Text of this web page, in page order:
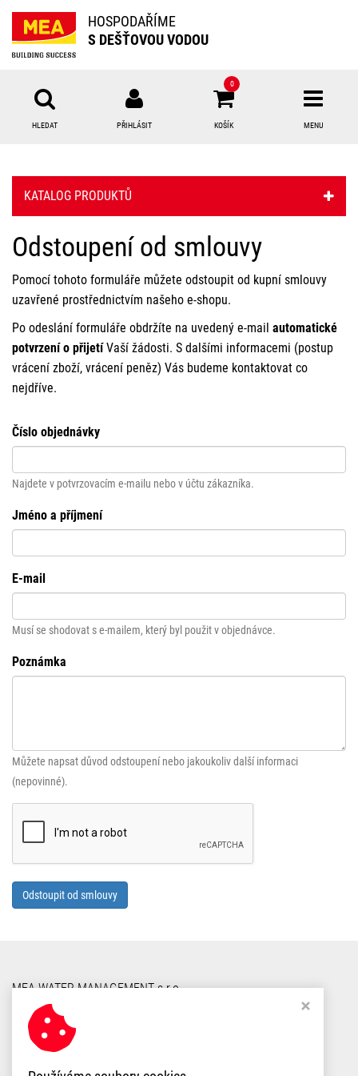
HOSPODAŘÍME
S DEŠŤOVOU VODOU
HLEDAT PŘIHLÁSIT
0
KOŠÍK MENU
E-mail:
Heslo:
Nová registrace
KATALOG PRODUKTŮ
Odstoupení od smlouvy
Pomocí tohoto formuláře můžete odstoupit od kupní smlouvy
uzavřené prostřednictvím našeho e-shopu.
Po odeslání formuláře obdržíte na uvedený e-mail automatické
potvrzení o přijetíVaší žádosti. S dalšími informacemi (postup
vrácení zboží, vrácení peněz) Vás budeme kontaktovat co
nejdříve.
Číslo objednávky
Najdete v potvrzovacím e-mailu nebo v účtu zákazníka.
Jméno a příjmení
E-mail
Musí se shodovat s e-mailem, který byl použit v objednávce.
Poznámka
Můžete napsat důvod odstoupení nebo jakoukoliv další informaci
(nepovinné).
Odstoupit od smlouvy
MEA WATER MANAGEMENT s.r.o.
Domažlická 180 .
IČ 27999734 .
DIČ CZ699002861
Odstoupit od smlouvy
Nastavení cookies